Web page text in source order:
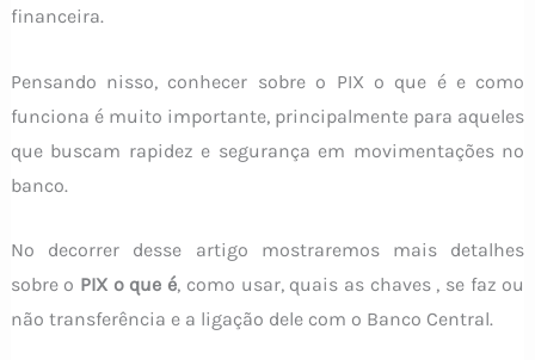
financeira.
Pensando nisso, conhecer sobre o PIX o que é e como
funciona é muito importante, principalmente para aqueles
que buscam rapidez e segurança em movimentações no
banco.
No decorrer desse artigo mostraremos mais detalhes
sobre o PIX o que é, como usar, quais as chaves , se faz ou
não transferência e a ligação dele com o Banco Central.